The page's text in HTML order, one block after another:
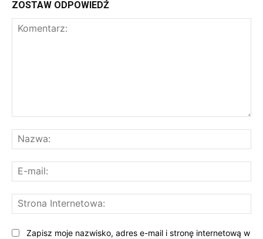
ZOSTAW ODPOWIEDŹ
Zapisz moje nazwisko, adres e-mail i stronę internetową w